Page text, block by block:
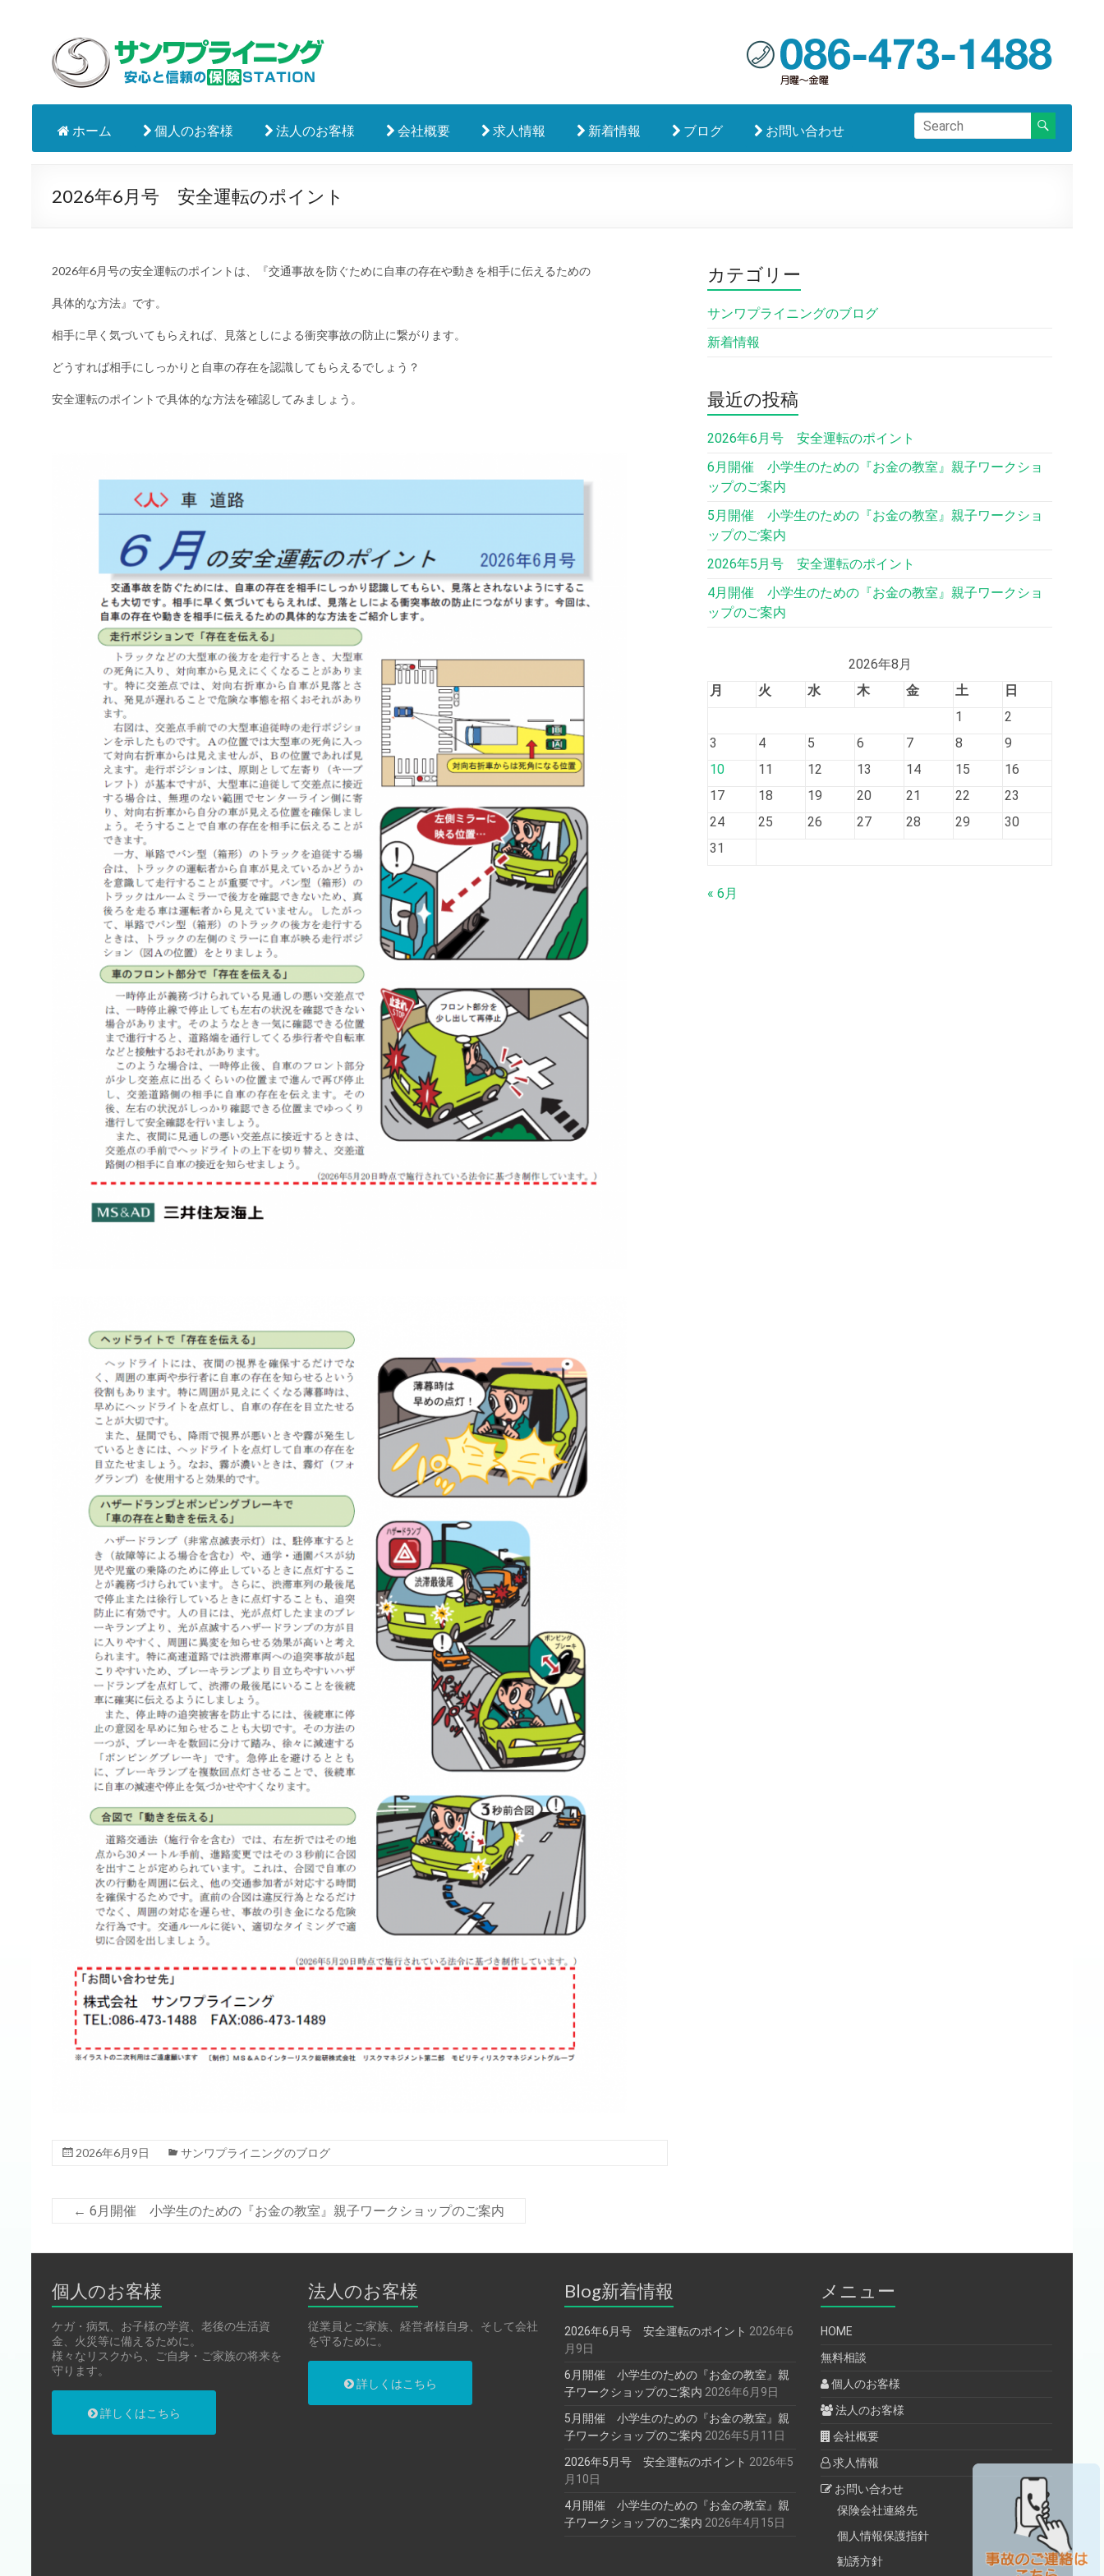
ホーム 個人のお客様 法人のお客様 会社概要 求人情報 新着情報 ブログ お問い合わせ
2026年6月号 安全運転のポイント
2026年6月号の安全運転のポイントは、『交通事故を防ぐために自車の存在や動きを相手に伝えるための
具体的な方法』です。
相手に早く気づいてもらえれば、見落としによる衝突事故の防止に繋がります。
どうすれば相手にしっかりと自車の存在を認識してもらえるでしょう？
安全運転のポイントで具体的な方法を確認してみましょう。
2026年6月9日 サンワプライニングのブログ
← 6月開催 小学生のための『お金の教室』親子ワークショップのご案内
カテゴリー
サンワプライニングのブログ
新着情報
最近の投稿
2026年6月号 安全運転のポイント
6月開催 小学生のための『お金の教室』親子ワークショ
ップのご案内
5月開催 小学生のための『お金の教室』親子ワークショ
ップのご案内
2026年5月号 安全運転のポイント
4月開催 小学生のための『お金の教室』親子ワークショ
ップのご案内
2026年8月
月
火 水 木 金 土
日
1
2
3
4 5 6 7 8
9
10
11 12 13 14 15
16
17
18 19 20 21 22
23
24
25 26 27 28 29
30
31
« 6月
個人のお客様
ケガ・病気、お子様の学資、老後の生活資
金、火災等に備えるために。
様々なリスクから、ご自身・ご家族の将来を
守ります。
詳しくはこちら
法人のお客様
従業員とご家族、経営者様自身、そして会社
を守るために。
詳しくはこちら
Blog新着情報
2026年6月号 安全運転のポイント 2026年6
月9日
6月開催 小学生のための『お金の教室』親
子ワークショップのご案内 2026年6月9日
5月開催 小学生のための『お金の教室』親
子ワークショップのご案内 2026年5月11日
2026年5月号 安全運転のポイント 2026年5
月10日
4月開催 小学生のための『お金の教室』親
子ワークショップのご案内 2026年4月15日
メニュー
HOME
無料相談
個人のお客様
法人のお客様
会社概要
求人情報
お問い合わせ
保険会社連絡先
個人情報保護指針
勧誘方針